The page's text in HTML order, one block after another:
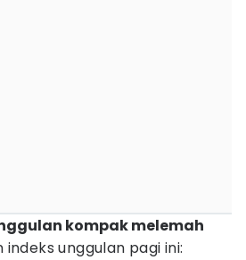
kompak melemah
unggulan pagi ini: